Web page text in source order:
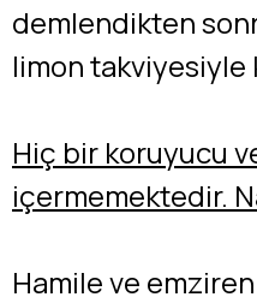
demlendikten
limon takviyesiyle
Hiç bir koruyucu
içermemektedir.
Hamile ve